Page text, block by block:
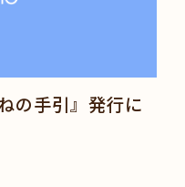
の手引』発行に